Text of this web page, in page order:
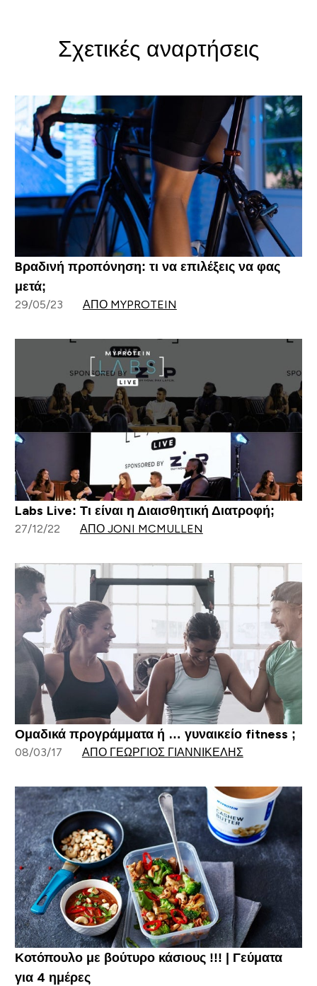
Σχετικές αναρτήσεις
Bραδινή προπόνηση: τι να επιλέξεις να φας
μετά;
29/05/23 ΑΠΌ MYPROTEIN
Labs Live: Τι είναι η Διαισθητική Διατροφή;
27/12/22 ΑΠΌ JONI MCMULLEN
Ομαδικά προγράμματα ή … γυναικείο fitness ;
08/03/17 ΑΠΌ ΓΕΏΡΓΙΟΣ ΓΙΑΝΝΙΚΈΛΗΣ
Κοτόπουλο με βούτυρο κάσιους !!! | Γεύματα
για 4 ημέρες